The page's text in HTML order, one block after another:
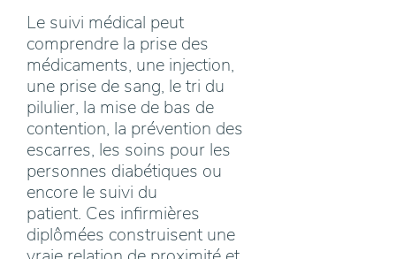
Le suivi médical peut
comprendre la prise des
médicaments, une injection,
une prise de sang, le tri du
pilulier, la mise de bas de
contention, la prévention des
escarres, les soins pour les
personnes diabétiques ou
encore le suivi du
patient. Ces infirmières
diplômées construisent une